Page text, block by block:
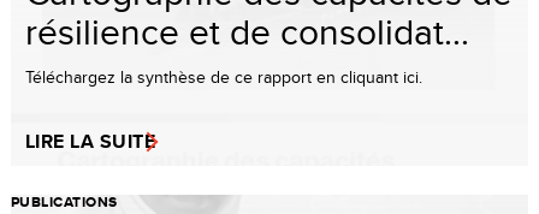
résilience et de consolidat...
Téléchargez la synthèse de ce rapport en cliquant ici.
LIRE LA SUITE
PUBLICATIONS